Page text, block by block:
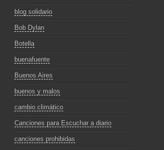
blog solidario
Bob Dylan
Botella
buenafuente
Buenos Aires
buenos y malos
cambio climático
Canciones para Escuchar a diario
canciones prohibidas